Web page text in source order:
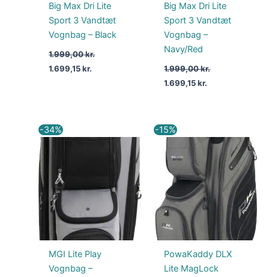
Big Max Dri Lite
Sport 3 Vandtæt
Vognbag – Black
1.999,00kr.
1.699,15kr.
Big Max Dri Lite
Sport 3 Vandtæt
Vognbag –
Navy/Red
1.999,00kr.
1.699,15kr.
-34%
MGI Lite Play
Vognbag –
Den
oprindelige
1.899,00 kr..
aktuelle
1.249,00 kr..
-15%
PowaKaddy DLX
Lite MagLock
Den
oprindelige
var:
1.499,00 kr..
aktuelle
pris
er:
1.274,15 kr..